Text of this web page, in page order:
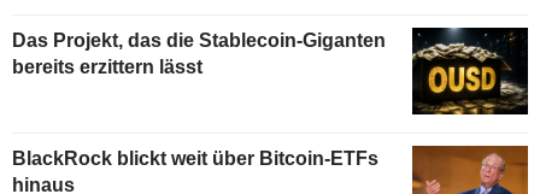
Das Projekt, das die Stablecoin-Giganten
bereits erzittern lässt
BlackRock blickt weit über Bitcoin-ETFs
hinaus